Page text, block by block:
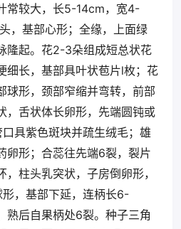
常较大，长5-14cm，宽4-
，基部心形；全缘，上面绿
隆起。花2-3朵组成短总状花
细长，基部具叶状苞片l枚；花
球形，颈部窄缩并弯转，前部
，舌状体长卵形，先端圆钝或
具紫色斑块并疏生绒毛；雄
卵形；合蕊往先端6裂，裂片
柱头乳突状，子房倒卵形，
，基部下延，连柄长6-
熟后自果柄处6裂。种子三角